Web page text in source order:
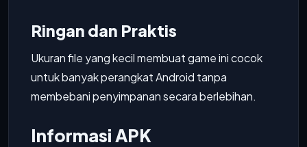
Ringan dan Praktis
Ukuran file yang kecil membuat game ini cocok
untuk banyak perangkat Android tanpa
membebani penyimpanan secara berlebihan.
Informasi APK